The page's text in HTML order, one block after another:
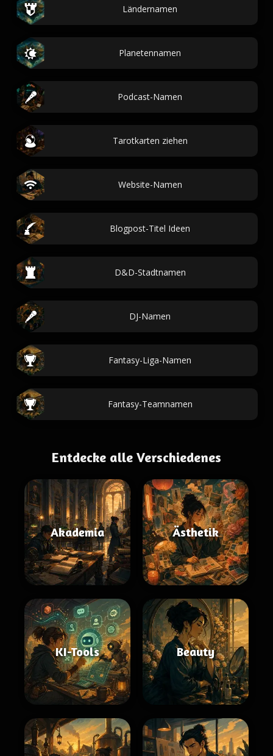
Ländernamen
Planetennamen
Podcast-Namen
Tarotkarten ziehen
Website-Namen
Blogpost-Titel Ideen
D&D-Stadtnamen
DJ-Namen
Fantasy-Liga-Namen
Fantasy-Teamnamen
Entdecke alle Verschiedenes
Akademia Ästhetik
KI-Tools Beauty